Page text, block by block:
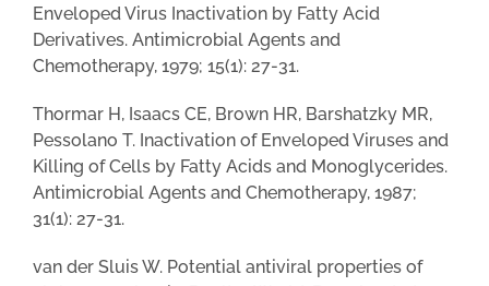
Enveloped Virus Inactivation by Fatty Acid
Derivatives. Antimicrobial Agents and
Chemotherapy, 1979; 15(1): 27-31.
Thormar H, Isaacs CE, Brown HR, Barshatzky MR,
Pessolano T. Inactivation of Enveloped Viruses and
Killing of Cells by Fatty Acids and Monoglycerides.
Antimicrobial Agents and Chemotherapy, 1987;
31(1): 27-31.
van der Sluis W. Potential antiviral properties of